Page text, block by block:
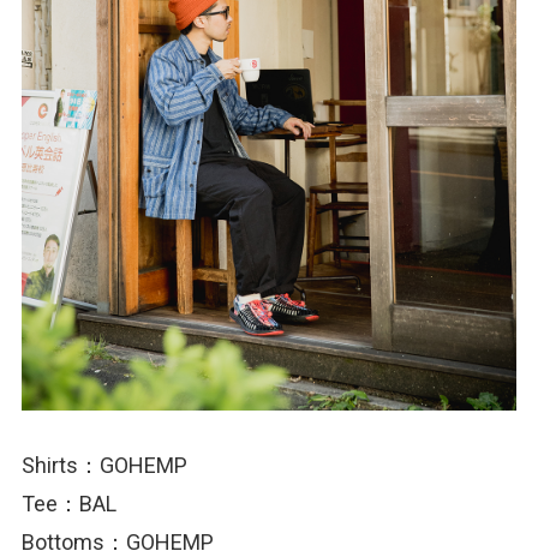
Shirts：GOHEMP
Tee：BAL
Bottoms：GOHEMP